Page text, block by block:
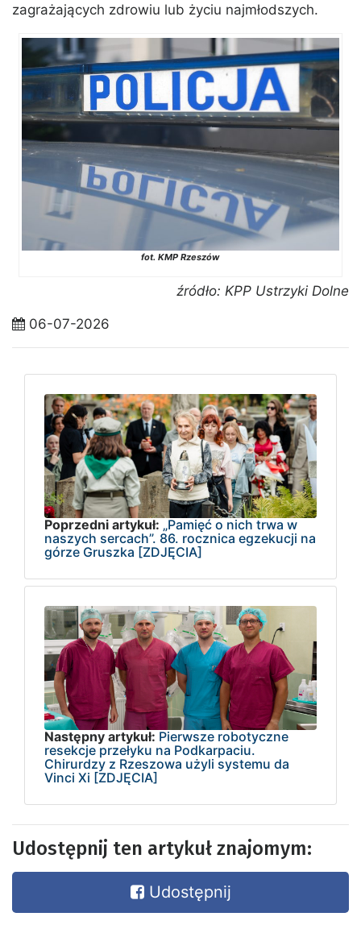
zagrażających zdrowiu lub życiu najmłodszych.
fot. KMP Rzeszów
źródło: KPP Ustrzyki Dolne
06-07-2026
Poprzedni artykuł: „Pamięć o nich trwa w
naszych sercach”. 86. rocznica egzekucji na
górze Gruszka [ZDJĘCIA]
Następny artykuł: Pierwsze robotyczne
resekcje przełyku na Podkarpaciu.
Chirurdzy z Rzeszowa użyli systemu da
Vinci Xi [ZDJĘCIA]
Udostępnij ten artykuł znajomym:
Udostępnij